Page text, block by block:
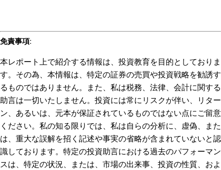
免責事項:
本レポート上で紹介する情報は、投資教育を目的としておりま
す。その為、本情報は、特定の証券の売買や投資戦略を勧誘す
るものではありません。また、私は税務、法律、会計に関する
助言は一切いたしません。投資には常にリスクが伴い、リター
ン、あるいは、元本が保証されているものではない点にご留意
ください。私の知る限りでは、私は自らの分析に、虚偽、また
は、重大な誤解を招く記述や事実の省略が含まれていないと認
識しております。特定の投資助言における過去のパフォーマン
スは、特定の状況、または、市場の出来事、投資の性質、およ